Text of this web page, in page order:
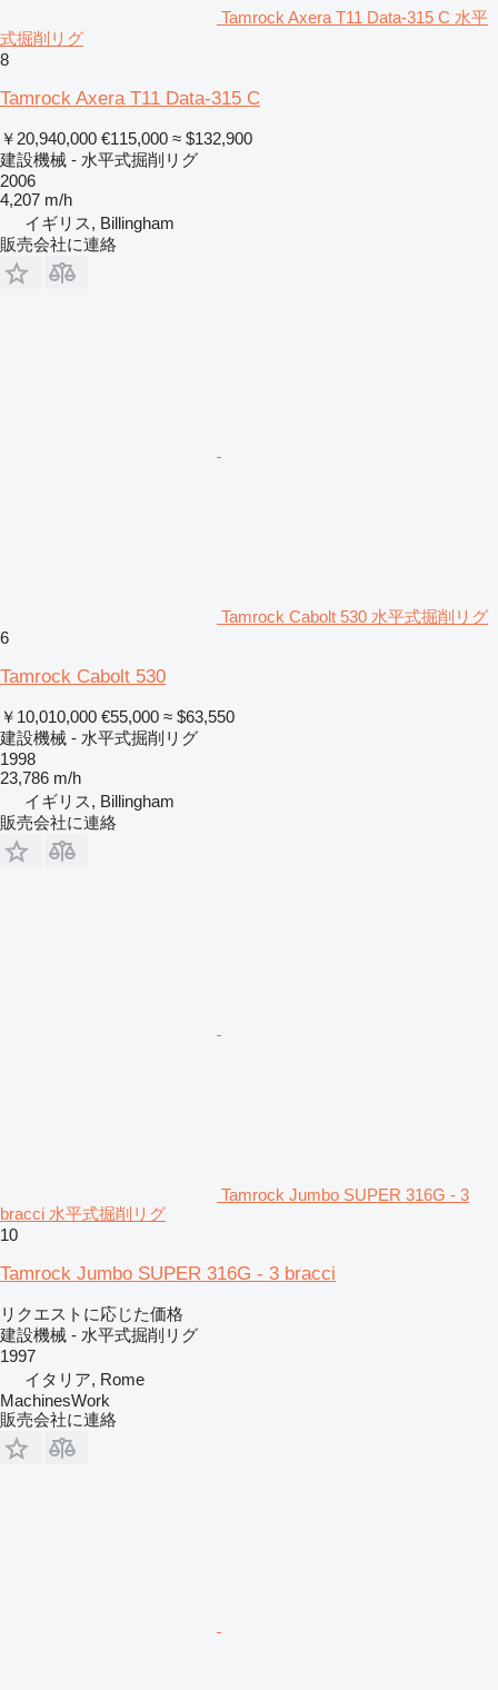
Tamrock Axera T11 Data-315 C 水平
式掘削リグ
8
Tamrock Axera T11 Data-315 C
￥20,940,000 €115,000 ≈ $132,900
建設機械 - 水平式掘削リグ
2006
4,207 m/h
イギリス, Billingham
販売会社に連絡
Tamrock Cabolt 530 水平式掘削リグ
6
Tamrock Cabolt 530
￥10,010,000 €55,000 ≈ $63,550
建設機械 - 水平式掘削リグ
1998
23,786 m/h
イギリス, Billingham
販売会社に連絡
Tamrock Jumbo SUPER 316G - 3
bracci 水平式掘削リグ
10
Tamrock Jumbo SUPER 316G - 3 bracci
リクエストに応じた価格
建設機械 - 水平式掘削リグ
1997
イタリア, Rome
MachinesWork
販売会社に連絡